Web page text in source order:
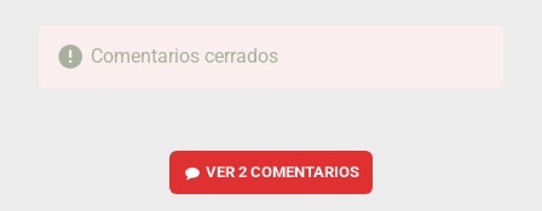
Comentarios cerrados
VER2 COMENTARIOS